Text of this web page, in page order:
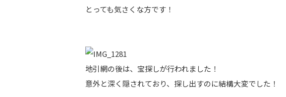
とっても気さくな方です！
地引網の後は、宝探しが行われました！
意外と深く隠されており、探し出すのに結構大変でした！